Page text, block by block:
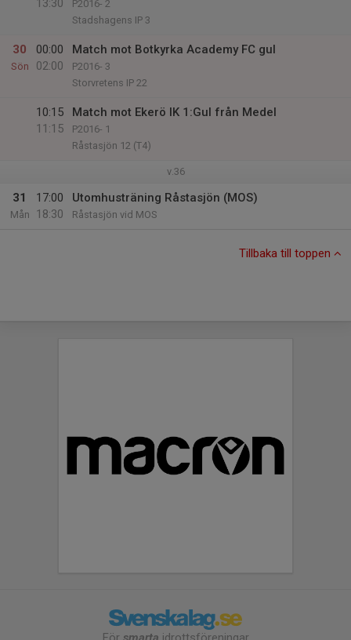
13:30
P2016- 2
Stadshagens IP 3
30
Sön
00:00
02:00
Match mot Botkyrka Academy FC gul
P2016- 3
Storvretens IP 22
10:15
11:15
Match mot Ekerö IK 1:Gul från Medel
P2016- 1
Råstasjön 12 (T4)
v.36
31
Mån
17:00
18:30
Utomhusträning Råstasjön (MOS)
Råstasjön vid MOS
Tillbaka till toppen